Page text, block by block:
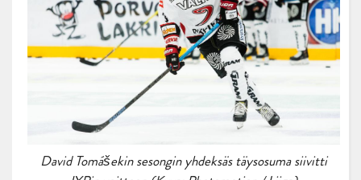
David Tomášekin sesongin yhdeksäs täysosuma siivitti